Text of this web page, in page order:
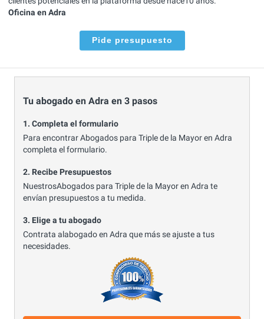
Oficina en Adra
Pide presupuesto
Tu abogado en Adra en 3 pasos
1. Completa el formulario
Para encontrar Abogados para Triple de la Mayor en Adra
completa el formulario.
2. Recibe Presupuestos
NuestrosAbogados para Triple de la Mayor en Adra te
envían presupuestos a tu medida.
3. Elige a tu abogado
Contrata alabogado en Adra que más se ajuste a tus
necesidades.